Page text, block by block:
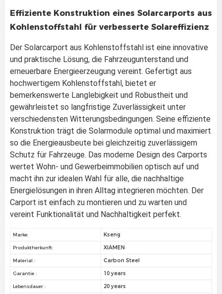
Effiziente Konstruktion eines Solarcarports aus
Kohlenstoffstahl für verbesserte Solareffizienz
Der Solarcarport aus Kohlenstoffstahl ist eine innovative
und praktische Lösung, die Fahrzeugunterstand und
erneuerbare Energieerzeugung vereint. Gefertigt aus
hochwertigem Kohlenstoffstahl, bietet er
bemerkenswerte Langlebigkeit und Robustheit und
gewährleistet so langfristige Zuverlässigkeit unter
verschiedensten Witterungsbedingungen. Seine effiziente
Konstruktion trägt die Solarmodule optimal und maximiert
so die Energieausbeute bei gleichzeitig zuverlässigem
Schutz für Fahrzeuge. Das moderne Design des Carports
wertet Wohn- und Gewerbeimmobilien optisch auf und
macht ihn zur idealen Wahl für alle, die nachhaltige
Energielösungen in ihren Alltag integrieren möchten. Der
Carport ist einfach zu montieren und zu warten und
vereint Funktionalität und Nachhaltigkeit perfekt.
Marke: Kseng
Produktherkunft: XIAMEN
Material : Carbon Steel
Garantie : 10 years
Lebensdauer : 20 years